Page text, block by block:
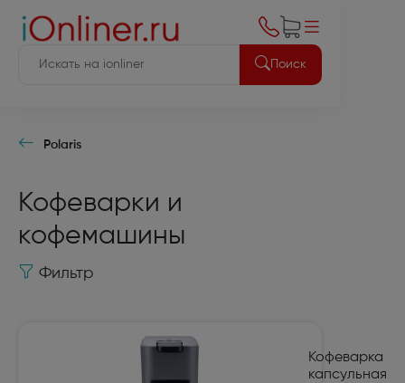
Поиск
Polaris
Кофеварки и
кофемашины
Фильтр
Кофеварка
капсульная